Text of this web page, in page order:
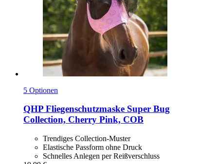
5 Optionen
QHP Fliegenschutzmaske Super Bug
Collection, Cherry Pink, COB
Trendiges Collection-Muster
Elastische Passform ohne Druck
Schnelles Anlegen per Reißverschluss